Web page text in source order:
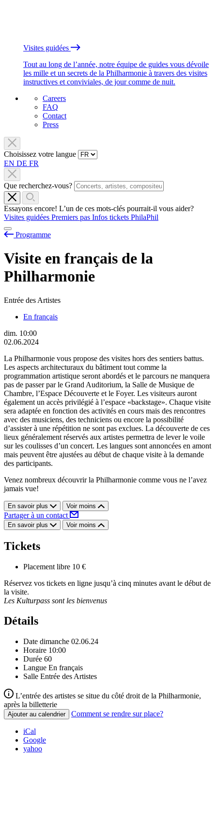
Visites guidées
Tout au long de l’année, notre équipe de guides vous dévoile
les mille et un secrets de la Philharmonie à travers des visites
instructives et conviviales, de jour comme de nuit.
Careers
FAQ
Contact
Press
Choisissez votre langue
EN DE FR
Que recherchez-vous?
Essayons encore! L’un de ces mots-clés pourrait-il vous aider?
Visites guidées Premiers pas Infos tickets PhilaPhil
Programme
Visite en français de la
Philharmonie
Entrée des Artistes
En français
dim. 10:00
02.06.2024
La Philharmonie vous propose des visites hors des sentiers battus.
Les aspects architecturaux du bâtiment tout comme la
programmation artistique seront abordés et le parcours ne manquera
pas de passer par le Grand Auditorium, la Salle de Musique de
Chambre, l’Espace Découverte et le Foyer. Les visiteurs auront
également un accès privilégié à l’espace «backstage». Chaque visite
sera adaptée en fonction des activités en cours mais des rencontres
avec des musiciens, des techniciens ou encore la possibilité
d’assister à une répétition ne sont pas exclues. La découverte de ces
lieux généralement réservés aux artistes permettra de lever le voile
sur les coulisses d’un concert. Les langues sont annoncées en amont
mais peuvent être ajustées au début de chaque visite à la demande
des participants.
Venez nombreux découvrir la Philharmonie comme vous ne l’avez
jamais vue!
En savoir plus Voir moins
Partager à un contact
En savoir plus Voir moins
Tickets
Placement libre 10 €
Réservez vos tickets en ligne jusqu’à cinq minutes avant le début de
la visite.
Les Kulturpass sont les bienvenus
Détails
Date dimanche 02.06.24
Horaire 10:00
Durée 60
Langue En français
Salle Entrée des Artistes
L’entrée des artistes se situe du côté droit de la Philharmonie,
après la billetterie
Ajouter au calendrier Comment se rendre sur place?
iCal
Google
yahoo